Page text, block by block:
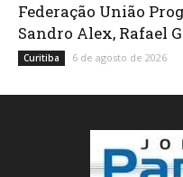
Federação União
Sandro Alex, Rafael
Curitiba 6 de agosto de 2026